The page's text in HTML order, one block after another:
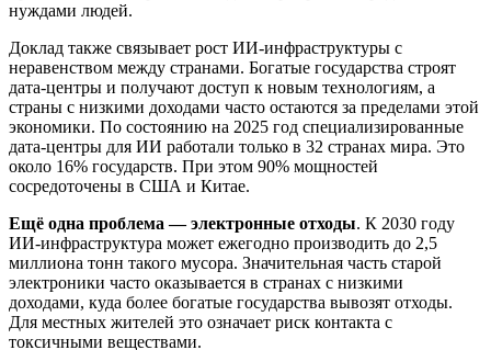
нуждами людей.
Доклад также связывает рост ИИ-инфраструктуры с
неравенством между странами. Богатые государства строят
дата-центры и получают доступ к новым технологиям, а
страны с низкими доходами часто остаются за пределами этой
экономики. По состоянию на 2025 год специализированные
дата-центры для ИИ работали только в 32 странах мира. Это
около 16% государств. При этом 90% мощностей
сосредоточены в США и Китае.
Ещё одна проблема — электронные отходы. К 2030 году
ИИ-инфраструктура может ежегодно производить до 2,5
миллиона тонн такого мусора. Значительная часть старой
электроники часто оказывается в странах с низкими
доходами, куда более богатые государства вывозят отходы.
Для местных жителей это означает риск контакта с
токсичными веществами.